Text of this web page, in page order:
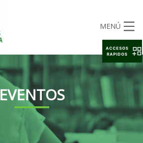
MENÚ
EVENTOS
ACCESOS
RAPIDOS